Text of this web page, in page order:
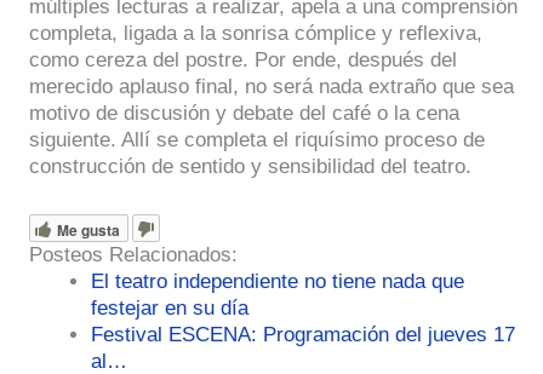
múltiples lecturas a realizar, apela a una comprensión
completa, ligada a la sonrisa cómplice y reflexiva,
como cereza del postre. Por ende, después del
merecido aplauso final, no será nada extraño que sea
motivo de discusión y debate del café o la cena
siguiente. Allí se completa el riquísimo proceso de
construcción de sentido y sensibilidad del teatro.
Me gusta
Posteos Relacionados:
El teatro independiente no tiene nada que
festejar en su día
Festival ESCENA: Programación del jueves 17
al…